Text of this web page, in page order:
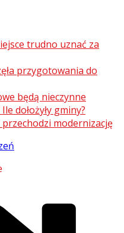
trudno uznać za
przygotowania do
będą nieczynne
dołożyły gminy?
przechodzi modernizację